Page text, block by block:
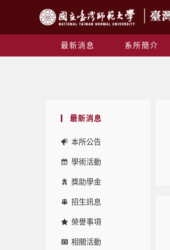
最新消息 系所簡介
最新消息
本所公告
學術活動
獎助學金
招生訊息
榮譽事項
相關活動